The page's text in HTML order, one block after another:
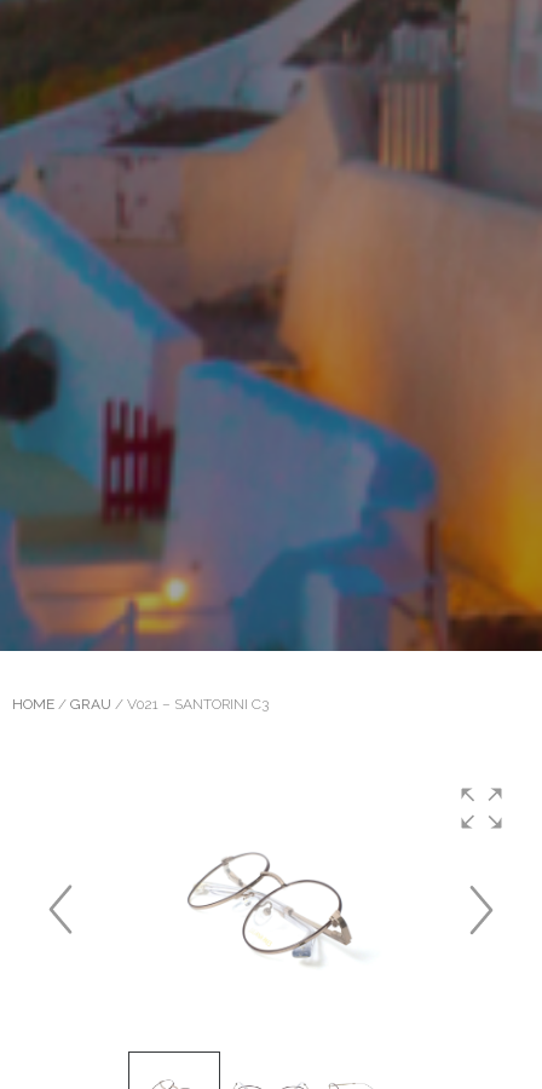
HOME / GRAU / V021 – SANTORINI C3